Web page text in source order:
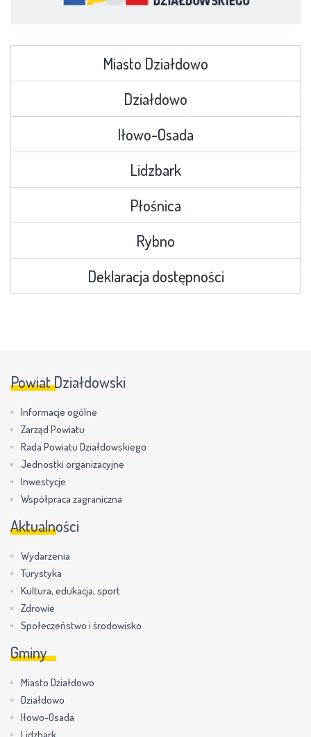
Miasto Działdowo
Działdowo
Iłowo-Osada
Lidzbark
Płośnica
Rybno
Deklaracja dostępności
Powiat Działdowski
Informacje ogólne
Zarząd Powiatu
Rada Powiatu Działdowskiego
Jednostki organizacyjne
Inwestycje
Współpraca zagraniczna
Aktualności
Wydarzenia
Turystyka
Kultura, edukacja, sport
Zdrowie
Społeczeństwo i środowisko
Gminy
Miasto Działdowo
Działdowo
Iłowo-Osada